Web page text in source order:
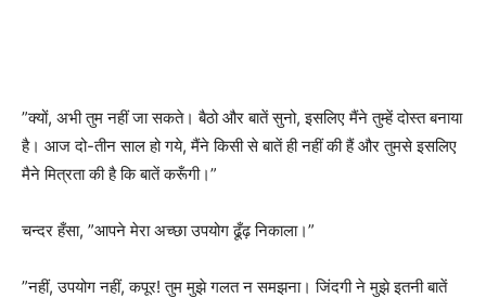
”क्यों, अभी तुम नहीं जा सकते। बैठो और बातें सुनो, इसलिए मैंने तुम्हें दोस्त बनाया
है। आज दो-तीन साल हो गये, मैंने किसी से बातें ही नहीं की हैं और तुमसे इसलिए
मैने मित्रता की है कि बातें करूँगी।”
चन्दर हँसा, ”आपने मेरा अच्छा उपयोग ढूँढ़ निकाला।”
”नहीं, उपयोग नहीं, कपूर! तुम मुझे गलत न समझना। जिंदगी ने मुझे इतनी बातें